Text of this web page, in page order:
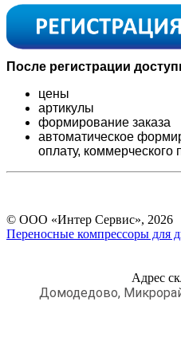
После регистрации
цены
артикулы
формирование заказа
автоматическое
оплату, коммерческого
© ООО «Интер Сервис», 2026
Переносные компрессоры для
Адрес
Домодедово,